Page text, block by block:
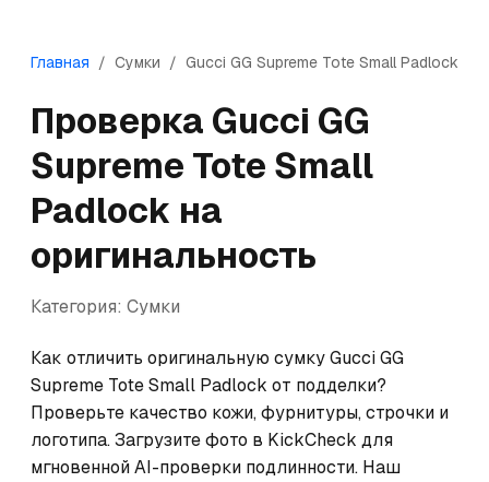
Главная / Сумки / Gucci GG Supreme Tote Small Padlock
Проверка Gucci GG
Supreme Tote Small
Padlock на
оригинальность
Категория: Сумки
Как отличить оригинальную сумку Gucci GG
Supreme Tote Small Padlock от подделки?
Проверьте качество кожи, фурнитуры, строчки и
логотипа. Загрузите фото в KickCheck для
мгновенной AI-проверки подлинности. Наш